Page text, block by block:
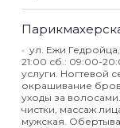
ул. Ежи Гедройца,
21:00 сб.: 09:00-
услуги. Ногтевой
окрашивание
уходы за
чистки, массаж
мужская.